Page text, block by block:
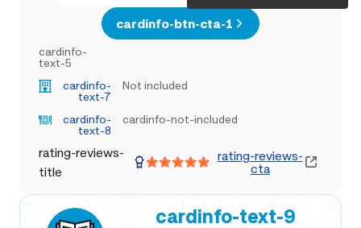
cardinfo-btn-cta-1
cardinfo-
text-5
cardinfo-
text-7
Not included
cardinfo-
text-8
cardinfo-not-included
rating-reviews-
title
rating-reviews-
cta
cardinfo-text-9